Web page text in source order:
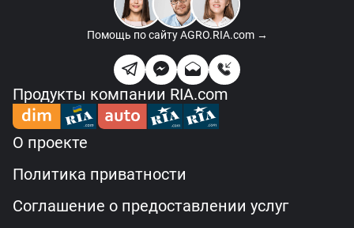
Помощь по сайтуAGRO.RIA.com →
Продукты компании RIA.com
О проекте
Политика приватности
Соглашение о предоставлении услуг